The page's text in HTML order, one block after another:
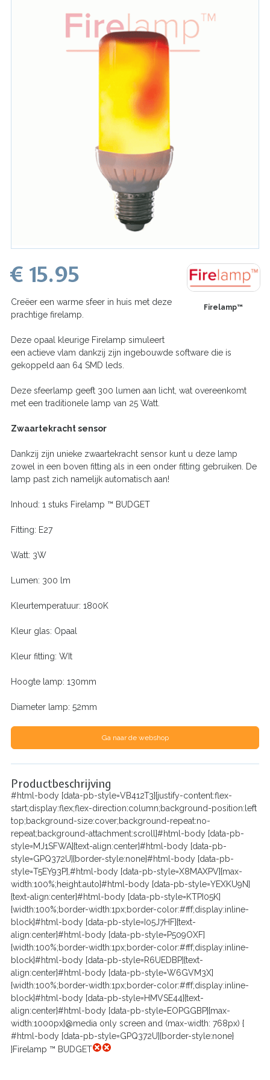
Firelamp™
€ 15.95
Creëer een warme sfeer in huis met deze
prachtige firelamp.
Deze opaal kleurige Firelamp simuleert
een actieve vlam dankzij zijn ingebouwde software die is
gekoppeld aan 64 SMD leds.
Deze sfeerlamp geeft 300 lumen aan licht, wat overeenkomt
met een traditionele lamp van 25 Watt.
Zwaartekracht sensor
Dankzij zijn unieke zwaartekracht sensor kunt u deze lamp
zowel in een boven fitting als in een onder fitting gebruiken. De
lamp past zich namelijk automatisch aan!
Inhoud: 1 stuks Firelamp ™ BUDGET
Fitting: E27
Watt: 3W
Lumen: 300 lm
Kleurtemperatuur: 1800K
Kleur glas: Opaal
Kleur fitting: WIt
Hoogte lamp: 130mm
Diameter lamp: 52mm
Ga naar de webshop
Productbeschrijving
#html-body [data-pb-style=VB412T3]{justify-content:flex-
start;display:flex;flex-direction:column;background-position:left
top;background-size:cover;background-repeat:no-
repeat;background-attachment:scroll}#html-body [data-pb-
style=MJ1SFWA]{text-align:center}#html-body [data-pb-
style=GPQ372U]{border-style:none}#html-body [data-pb-
style=T5EY93P],#html-body [data-pb-style=X8MAXPV]{max-
width:100%;height:auto}#html-body [data-pb-style=YEXKU9N]
{text-align:center}#html-body [data-pb-style=KTPI05K]
{width:100%;border-width:1px;border-color:#fff;display:inline-
block}#html-body [data-pb-style=I05J7HF]{text-
align:center}#html-body [data-pb-style=P509OXF]
{width:100%;border-width:1px;border-color:#fff;display:inline-
block}#html-body [data-pb-style=R6UEDBP]{text-
align:center}#html-body [data-pb-style=W6GVM3X]
{width:100%;border-width:1px;border-color:#fff;display:inline-
block}#html-body [data-pb-style=HMVSE44]{text-
align:center}#html-body [data-pb-style=EOPGGBP]{max-
width:1000px}@media only screen and (max-width: 768px) {
#html-body [data-pb-style=GPQ372U]{border-style:none}
}Firelamp ™ BUDGET